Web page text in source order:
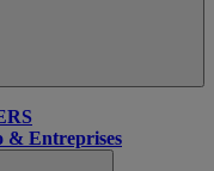
& Entreprises